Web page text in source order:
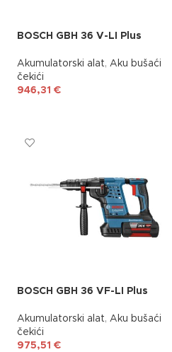
BOSCH GBH 36 V-LI Plus
Akumulatorski alat, Aku bušaći
čekići
946,31 €
BOSCH GBH 36 VF-LI Plus
Akumulatorski alat, Aku bušaći
čekići
975,51 €